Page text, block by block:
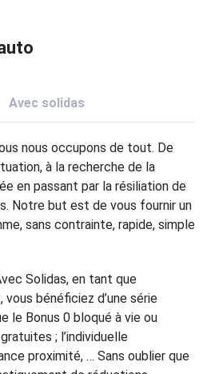
Avec solidas
nous occupons de tout. De
à la recherche de la
en passant par la résiliation de
Notre but est de vous fournir un
sans contrainte, rapide, simple
Solidas, en tant que
bénéficiez d’une série
le Bonus 0 bloqué à vie ou
; l’individuelle
proximité, … Sans oublier que